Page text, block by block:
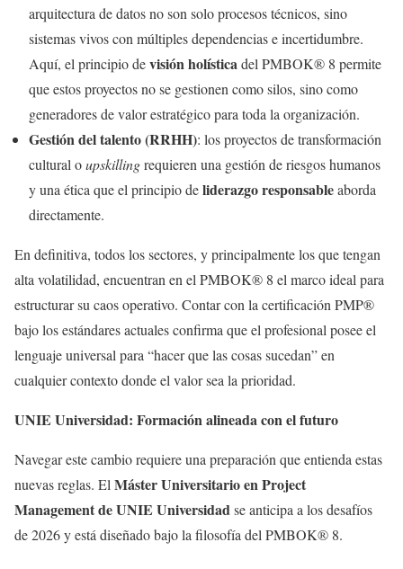
arquitectura de datos no son solo procesos técnicos, sino
sistemas vivos con múltiples dependencias e incertidumbre.
Aquí, el principio devisión holísticadel PMBOK® 8 permite
que estos proyectos no se gestionen como silos, sino como
generadores de valor estratégico para toda la organización.
Gestión del talento (RRHH): los proyectos de transformación
cultural oupskillingrequieren una gestión de riesgos humanos
y una ética que el principio deliderazgo responsableaborda
directamente.
En definitiva, todos los sectores, y principalmente los que tengan
alta volatilidad, encuentran en el PMBOK® 8 el marco ideal para
estructurar su caos operativo. Contar con la certificación PMP®
bajo los estándares actuales confirma que el profesional posee el
lenguaje universal para “hacer que las cosas sucedan” en
cualquier contexto donde el valor sea la prioridad.
UNIE Universidad: Formación alineada con el futuro
Navegar este cambio requiere una preparación que entienda estas
nuevas reglas. ElMáster Universitario en Project
Management de UNIE Universidadse anticipa a los desafíos
de 2026 y está diseñado bajo la filosofía del PMBOK® 8.